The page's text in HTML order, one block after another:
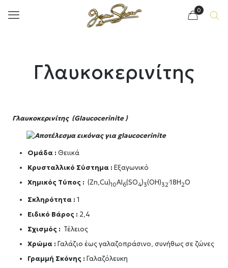
0
Γλαυκοκερινίτης
Γλαυκοκερινίτης (Glaucocerinite )
Ομάδα :Θειικά
Κρυσταλλικό Σύστημα :Εξαγωνικό
Χημικός Τύπος :(Zn,Cu)10Al6(SO4)3(OH)32·18H2O
Σκληρότητα :1
Ειδικό Βάρος : 2,4
Σχισμός : Τέλειος
Χρώμα :Γαλάζιο έως γαλαζοπράσινο, συνήθως σε ζώνες
Γραμμή Σκόνης :Γαλαζόλευκη